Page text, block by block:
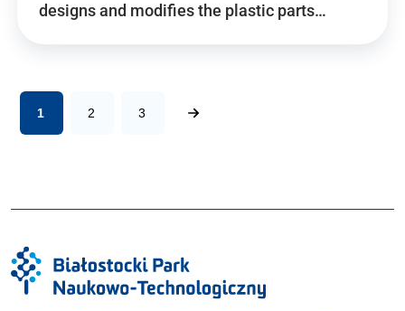
designs and modifies the plastic parts…
1 2 3